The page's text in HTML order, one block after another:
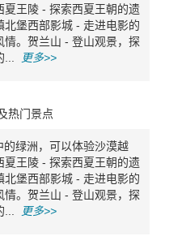
夏王陵 - 探索西夏王朝的遗
堡西部影城 - 走进电影的
。贺兰山 - 登山观景，探
...
更多>>
热门景点
绿洲，可以体验沙漠越
夏王陵 - 探索西夏王朝的遗
堡西部影城 - 走进电影的
。贺兰山 - 登山观景，探
...
更多>>